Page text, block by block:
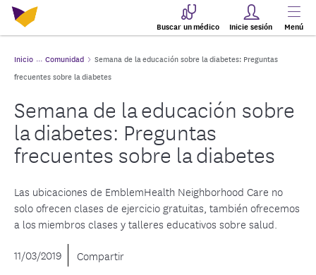
Buscar un médico Inicie sesión Menú
Inicio Comunidad
Semana de la educación sobre la diabetes: Preguntas
frecuentes sobre la diabetes
Semana de la educación sobre
la diabetes: Preguntas
frecuentes sobre la diabetes
Las ubicaciones de EmblemHealth Neighborhood Care no
solo ofrecen clases de ejercicio gratuitas, también ofrecemos
a los miembros clases y talleres educativos sobre salud.
11/03/2019
Compartir